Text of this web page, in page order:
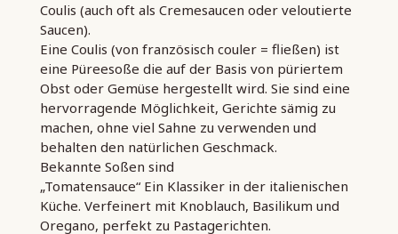
Coulis (auch oft als Cremesaucen oder veloutierte
Saucen).
Eine Coulis (von französisch couler = fließen) ist
eine Püreesoße die auf der Basis von püriertem
Obst oder Gemüse hergestellt wird. Sie sind eine
hervorragende Möglichkeit, Gerichte sämig zu
machen, ohne viel Sahne zu verwenden und
behalten den natürlichen Geschmack.
Bekannte Soßen sind
„Tomatensauce“ Ein Klassiker in der italienischen
Küche. Verfeinert mit Knoblauch, Basilikum und
Oregano, perfekt zu Pastagerichten.